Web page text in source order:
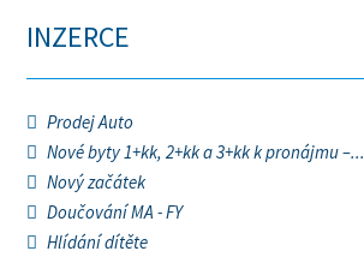
INZERCE
Prodej Auto
Nové byty 1+kk, 2+kk a 3+kk k pronájmu –...
Nový začátek
Doučování MA - FY
Hlídání dítěte